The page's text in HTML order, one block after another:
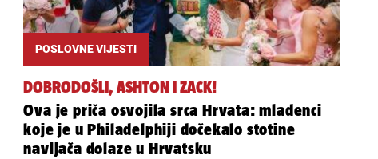
POSLOVNE VIJESTI
DOBRODOŠLI, ASHTON I ZACK!
Ova je priča osvojila srca Hrvata: mladenci
koje je u Philadelphiji dočekalo stotine
navijača dolaze u Hrvatsku